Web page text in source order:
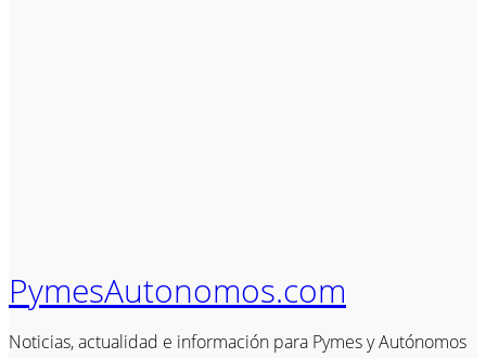
PymesAutonomos.com
Noticias, actualidad e información para Pymes y Autónomos